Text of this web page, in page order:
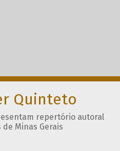
Quinteto
repertório autoral
Minas Gerais